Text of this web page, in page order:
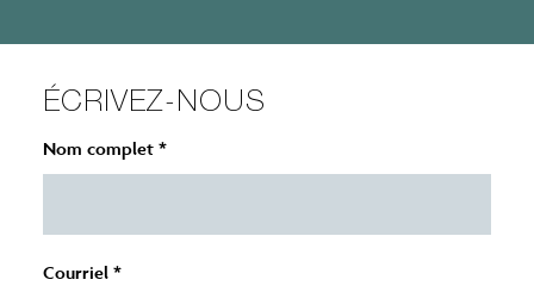
ÉCRIVEZ-NOUS
Nom complet *
Courriel *